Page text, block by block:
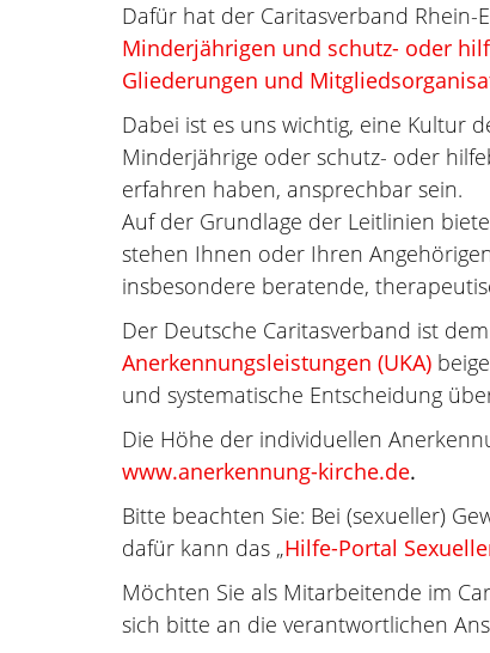
Dafür hat der Caritasverband Rhein-
Minderjährigen und schutz- oder
Gliederungen und
Dabei ist es uns wichtig, eine Kultur
Minderjährige oder schutz- oder
erfahren haben, ansprechbar sein.
Auf der Grundlage der Leitlinien
stehen Ihnen oder Ihren
insbesondere beratende,
Der Deutsche Caritasverband ist
Anerkennungsleistungen (UKA)
und systematische Entscheidung
Die Höhe der individuellen
www.anerkennung-kirche.de.
Bitte beachten Sie: Bei (sexueller)
dafür kann das „Hilfe-Portal
Möchten Sie als Mitarbeitende im
sich bitte an die verantwortlichen